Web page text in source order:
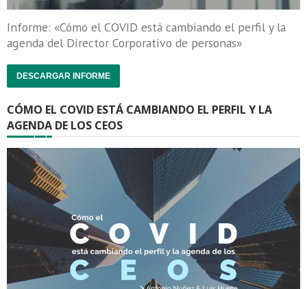
Informe: «Cómo el COVID está cambiando el perfil y la
agenda del Director Corporativo de personas»
DESCARGAR INFORME
CÓMO EL COVID ESTÁ CAMBIANDO EL PERFIL Y LA
AGENDA DE LOS CEOS